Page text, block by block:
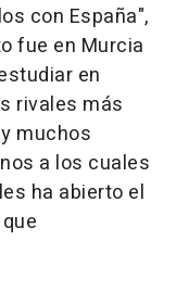
con España",
fue en Murcia
en
rivales más
muchos
a los cuales
ha abierto el